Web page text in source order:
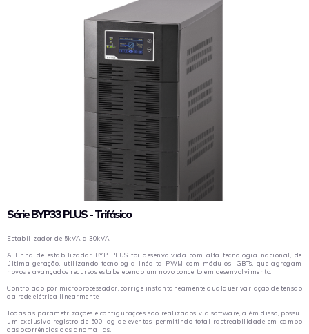
Série BYP33 PLUS - Trifásico
Estabilizador de 5kVA a 30kVA
A linha de estabilizador BYP PLUS foi desenvolvida com alta tecnologia nacional, de
última geração, utilizando tecnologia inédita PWM com módulos IGBTs, que agregam
novos e avançados recursos estabelecendo um novo conceito em desenvolvimento.
Controlado por microprocessador, corrige instantaneamente qualquer variação de tensão
da rede elétrica linearmente.
Todas as parametrizações e configurações são realizados via software, além disso, possui
um exclusivo registro de 500 log de eventos, permitindo total rastreabilidade em campo
das ocorrências das anomalias.